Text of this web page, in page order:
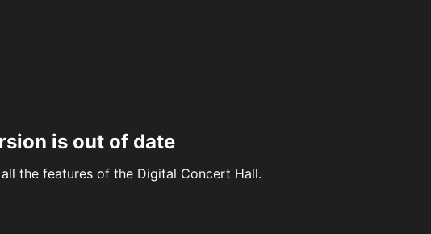
is out of date
the features of the Digital Concert Hall.